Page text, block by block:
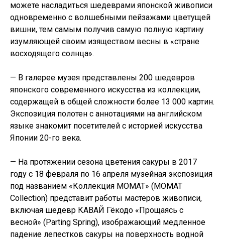
можете насладиться шедеврами японской живописи
одновременно с волшебными пейзажами цветущей
вишни, тем самым получив самую полную картину
изумляющей своим изяществом весны в «стране
восходящего солнца».
— В галерее музея представлены 200 шедевров
японского современного искусства из коллекции,
содержащей в общей сложности более 13 000 картин.
Экспозиция полотен с аннотациями на английском
языке знакомит посетителей с историей искусства
Японии 20-го века.
— На протяжении сезона цветения сакуры в 2017
году с 18 февраля по 16 апреля музейная экспозиция
под названием «Коллекция МОМАТ» (MOMAT
Collection) представит работы мастеров живописи,
включая шедевр КАВАЙ Гёкодо «Прощаясь с
весной» (Parting Spring), изображающий медленное
падение лепестков сакуры на поверхность водной